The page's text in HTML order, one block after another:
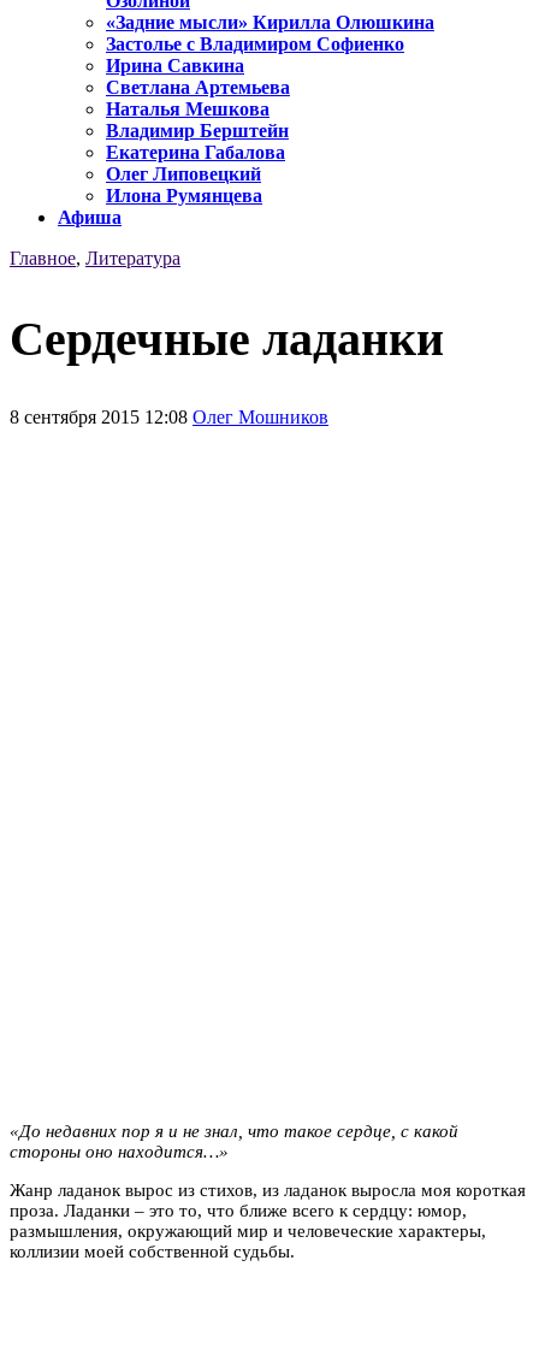
«Задние мысли» Кирилла Олюшкина
Застолье с Владимиром Софиенко
Ирина Савкина
Светлана Артемьева
Наталья Мешкова
Владимир Берштейн
Екатерина Габалова
Олег Липовецкий
Илона Румянцева
Афиша
Главное, Литература
Сердечные ладанки
8 сентября 2015 12:08 Олег Мошников
«До недавних пор я и не знал, что такое сердце, с какой
стороны оно находится…»
Жанр ладанок вырос из стихов, из ладанок выросла моя короткая
проза. Ладанки – это то, что ближе всего к сердцу: юмор,
размышления, окружающий мир и человеческие характеры,
коллизии моей собственной судьбы.